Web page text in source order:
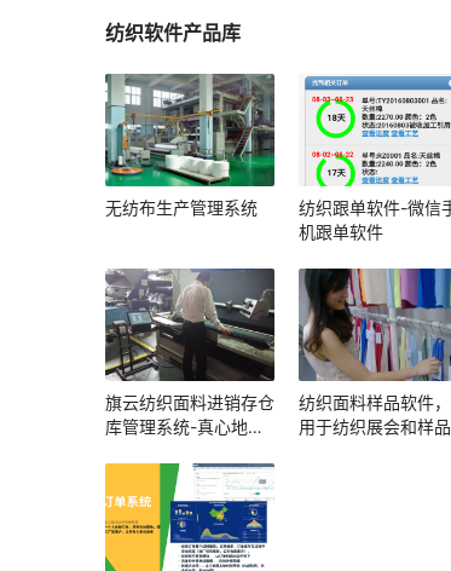
纺织软件产品库
无纺布生产管理系统
纺织跟单软件-微信
机跟单软件
旗云纺织面料进销存仓
库管理系统-真心地管
纺织面料样品软件
用于纺织展会和样